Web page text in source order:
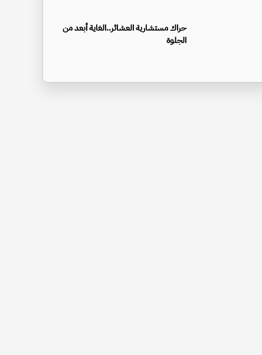
حراك مستشارية العشائر..الغاية أبعد من
الجلوة